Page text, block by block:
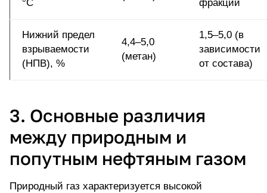
°C
фракций
Нижний предел
взрываемости
(НПВ), %
4,4–5,0
(метан)
1,5–5,0 (в
зависимости
от состава)
3. Основные различия
между природным и
попутным нефтяным газом
Природный газ характеризуется высокой